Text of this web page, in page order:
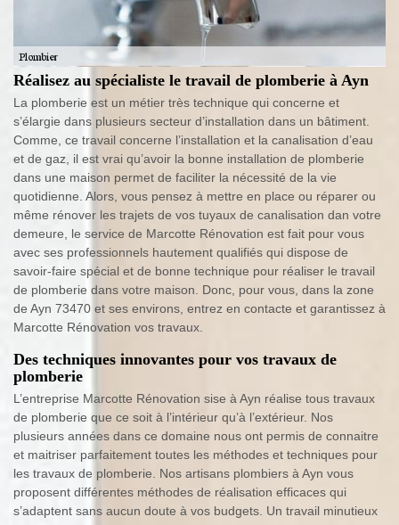
Réalisez au spécialiste le travail de plomberie à Ayn
La plomberie est un métier très technique qui concerne et
s’élargie dans plusieurs secteur d’installation dans un bâtiment.
Comme, ce travail concerne l’installation et la canalisation d’eau
et de gaz, il est vrai qu’avoir la bonne installation de plomberie
dans une maison permet de faciliter la nécessité de la vie
quotidienne. Alors, vous pensez à mettre en place ou réparer ou
même rénover les trajets de vos tuyaux de canalisation dan votre
demeure, le service de Marcotte Rénovation est fait pour vous
avec ses professionnels hautement qualifiés qui dispose de
savoir-faire spécial et de bonne technique pour réaliser le travail
de plomberie dans votre maison. Donc, pour vous, dans la zone
de Ayn 73470 et ses environs, entrez en contacte et garantissez à
Marcotte Rénovation vos travaux.
Des techniques innovantes pour vos travaux de
plomberie
L’entreprise Marcotte Rénovation sise à Ayn réalise tous travaux
de plomberie que ce soit à l’intérieur qu’à l’extérieur. Nos
plusieurs années dans ce domaine nous ont permis de connaitre
et maitriser parfaitement toutes les méthodes et techniques pour
les travaux de plomberie. Nos artisans plombiers à Ayn vous
proposent différentes méthodes de réalisation efficaces qui
s’adaptent sans aucun doute à vos budgets. Un travail minutieux